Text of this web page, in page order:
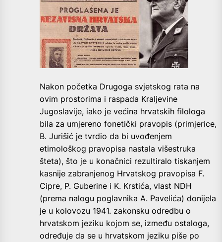
Nakon početka Drugoga svjetskog rata na
ovim prostorima i raspada Kraljevine
Jugoslavije, iako je većina hrvatskih filologa
bila za umjereno fonetički pravopis (primjerice,
B. Jurišić je tvrdio da bi uvođenjem
etimološkog pravopisa nastala višestruka
šteta), što je u konačnici rezultiralo tiskanjem
kasnije zabranjenog Hrvatskog pravopisa F.
Cipre, P. Guberine i K. Krstića, vlast NDH
(prema nalogu poglavnika A. Pavelića) donijela
je u kolovozu 1941. zakonsku odredbu o
hrvatskom jeziku kojom se, između ostaloga,
određuje da se u hrvatskom jeziku piše po